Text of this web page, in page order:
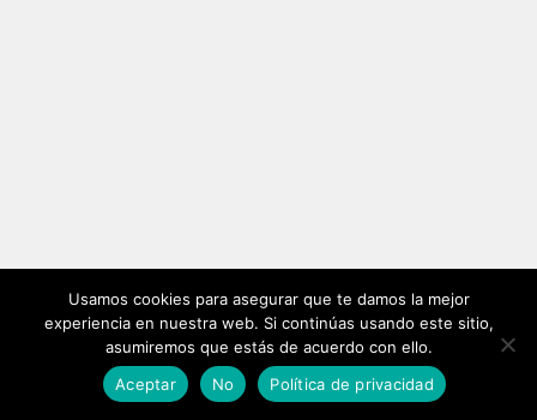
Usamos cookies para asegurar que te damos la mejor
experiencia en nuestra web. Si continúas usando este sitio,
asumiremos que estás de acuerdo con ello.
Aceptar
No Política de privacidad